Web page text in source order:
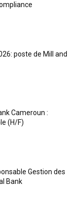
poste de Mill and
Cameroun :
(H/F)
Gestion des
Bank